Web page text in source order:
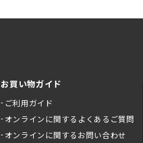
お買い物ガイド
ご利用ガイド
オンラインに関するよくあるご質問
オンラインに関するお問い合わせ